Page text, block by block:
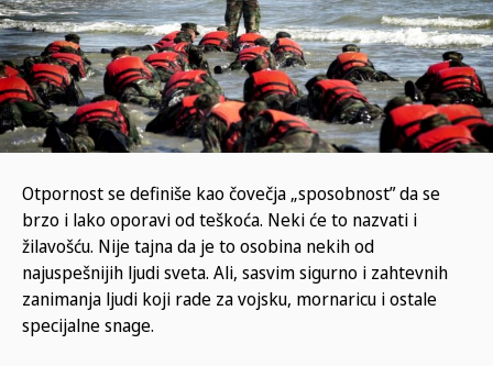
Otpornost se definiše kao čovečja „sposobnost” da se
brzo i lako oporavi od teškoća. Neki će to nazvati i
žilavošću. Nije tajna da je to osobina nekih od
najuspešnijih ljudi sveta. Ali, sasvim sigurno i zahtevnih
zanimanja ljudi koji rade za vojsku, mornaricu i ostale
specijalne snage.